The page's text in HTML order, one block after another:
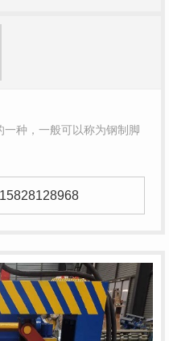
种，一般可以称为钢制脚
15828128968